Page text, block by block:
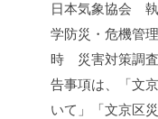
日本気象協会
学防災・危機管
時 災害対策調査
告事項は、「文
いて」「文京区